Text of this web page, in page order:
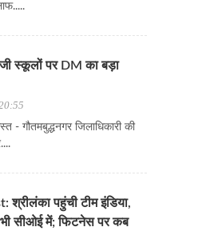
स्कूलों पर DM का बड़ा
- गौतमबुद्धनगर जिलाधिकारी की
श्रीलंका पहुंची टीम इंडिया,
भी सीओई में; फिटनेस पर कब